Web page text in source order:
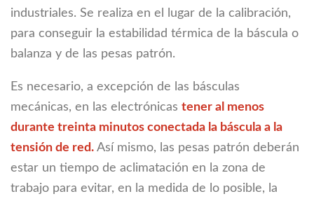
industriales. Se realiza en el lugar de la calibración,
para conseguir la estabilidad térmica de la báscula o
balanza y de las pesas patrón.
Es necesario, a excepción de las básculas
mecánicas, en las electrónicas tener al menos
durante treinta minutos conectada la báscula a la
tensión de red. Así mismo, las pesas patrón deberán
estar un tiempo de aclimatación en la zona de
trabajo para evitar, en la medida de lo posible, la